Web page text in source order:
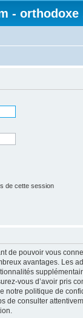
- orthodoxe
de cette session
de pouvoir vous
avantages. Les
vous d’avoir pris
notre politique de
de consulter